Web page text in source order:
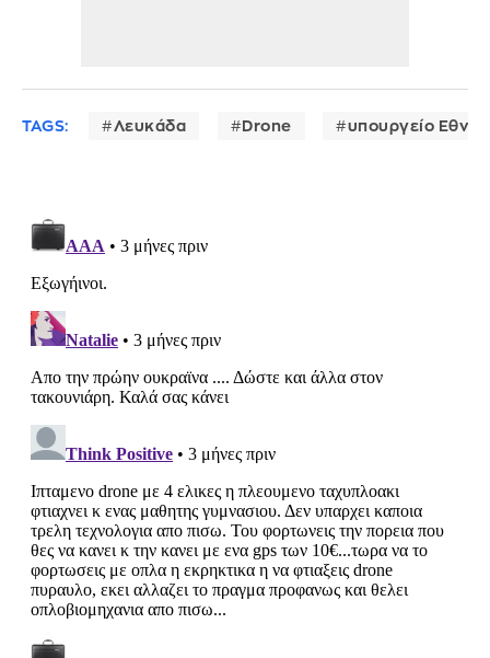
TAGS: Λευκάδα Drone υπουργείο